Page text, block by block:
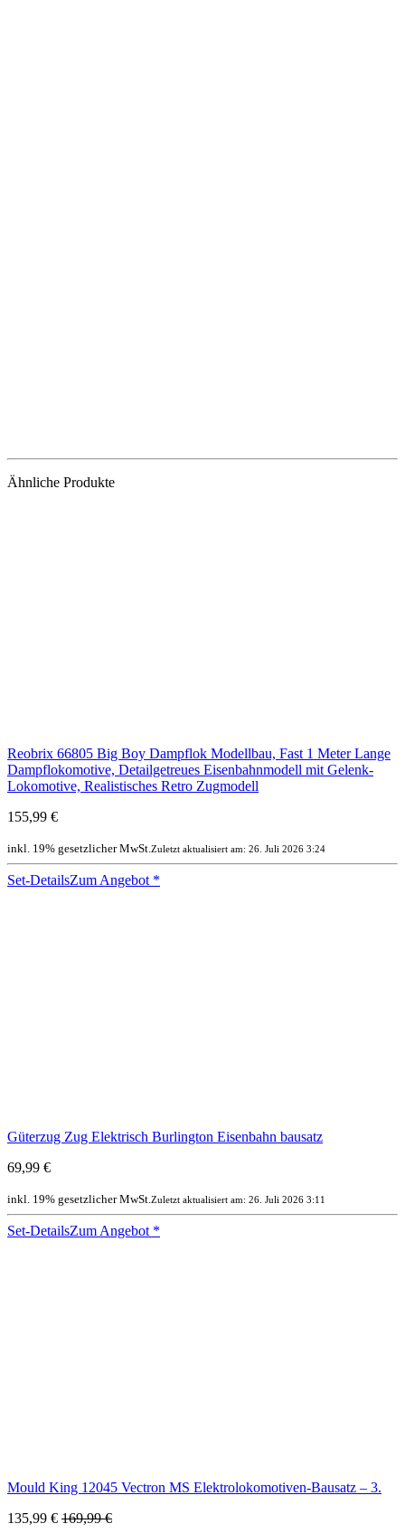
Ähnliche Produkte
Reobrix 66805 Big Boy Dampflok Modellbau, Fast 1 Meter Lange
Dampflokomotive, Detailgetreues Eisenbahnmodell mit Gelenk-
Lokomotive, Realistisches Retro Zugmodell
155,99 €
inkl. 19% gesetzlicher MwSt. Zuletzt aktualisiert am: 26. Juli 2026 3:24
Set-DetailsZum Angebot *
Güterzug Zug Elektrisch Burlington Eisenbahn bausatz
69,99 €
inkl. 19% gesetzlicher MwSt. Zuletzt aktualisiert am: 26. Juli 2026 3:11
Set-DetailsZum Angebot *
Mould King 12045 Vectron MS Elektrolokomotiven-Bausatz – 3.
135,99 € 169,99 €